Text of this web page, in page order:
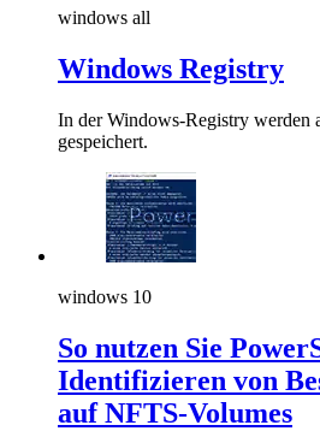
windows all
Windows Registry
In der Windows-Registry werden
gespeichert.
windows 10
So nutzen Sie
Identifizieren von
auf NFTS-Volumes